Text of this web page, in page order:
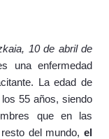
10 de abril de
una enfermedad
La edad de
55 años, siendo
que en las
del mundo, el